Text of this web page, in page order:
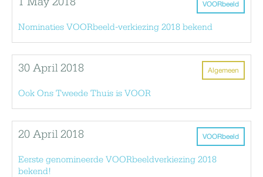
VOORbeeld
1 May 2018
Nominaties VOORbeeld-verkiezing 2018 bekend
Algemeen
30 April 2018
Ook Ons Tweede Thuis is VOOR
VOORbeeld
20 April 2018
Eerste genomineerde VOORbeeldverkiezing 2018
bekend!